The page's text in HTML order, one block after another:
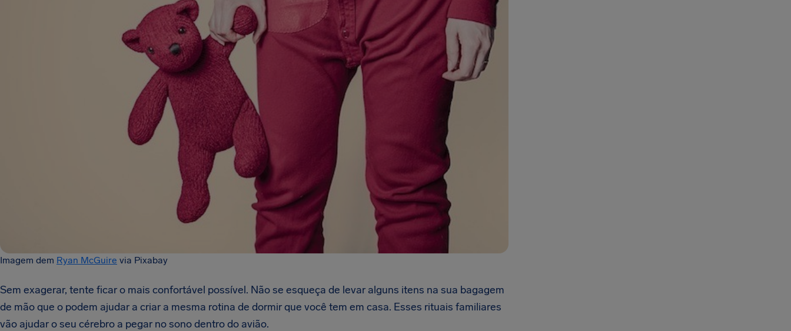
Imagem dem Ryan McGuire via Pixabay
Sem exagerar, tente ficar o mais confortável possível. Não se esqueça de levar alguns itens na sua bagagem
de mão que o podem ajudar a criar a mesma rotina de dormir que você tem em casa. Esses rituais familiares
vão ajudar o seu cérebro a pegar no sono dentro do avião.